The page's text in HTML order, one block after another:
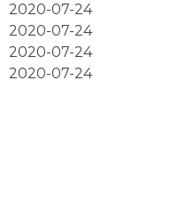
2020-07-24
2020-07-24
2020-07-24
2020-07-24